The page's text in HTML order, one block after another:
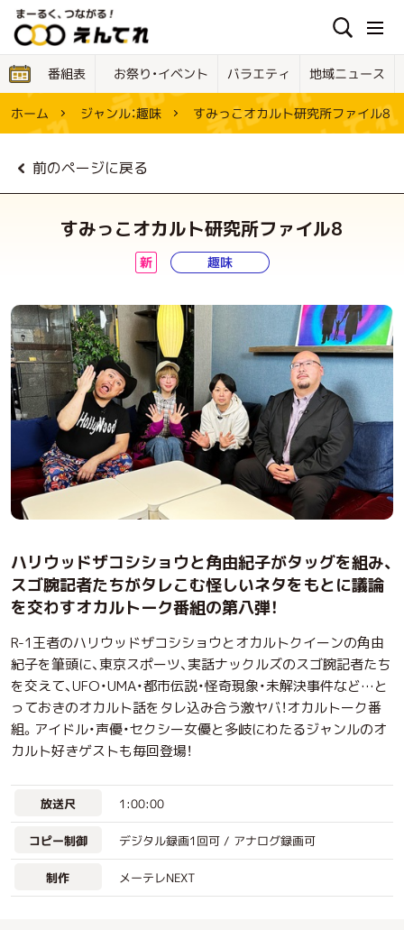
番組表 お祭り・イベント バラエティ 地域ニュース
ホーム ジャンル：趣味 すみっこオカルト研究所ファイル8
前のページに戻る
すみっこオカルト研究所ファイル8
新 趣味
ハリウッドザコシショウと角由紀子がタッグを組み、
スゴ腕記者たちがタレこむ怪しいネタをもとに議論
を交わすオカルトーク番組の第八弾！
R-1王者のハリウッドザコシショウとオカルトクイーンの角由
紀子を筆頭に、東京スポーツ、実話ナックルズのスゴ腕記者たち
を交えて、UFO・UMA・都市伝説・怪奇現象・未解決事件など…と
っておきのオカルト話をタレ込み合う激ヤバ！オカルトーク番
組。アイドル・声優・セクシー女優と多岐にわたるジャンルのオ
カルト好きゲストも毎回登場！
放送尺 1:00:00
コピー制御 デジタル録画1回可 / アナログ録画可
制作 メーテレNEXT